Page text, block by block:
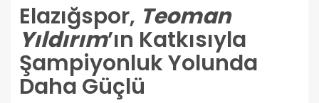
Elazığspor, Teoman
Yıldırım’ın Katkısıyla
Şampiyonluk Yolunda
Daha Güçlü